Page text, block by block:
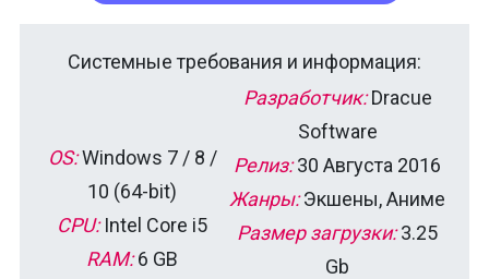
Системные требования и информация:
OS:Windows 7 / 8 /
10 (64-bit)
CPU:Intel Core i5
RAM:6 GB
Разработчик:Dracue
Software
Релиз:30 Августа 2016
Жанры:Экшены, Аниме
Размер загрузки:3.25
Gb